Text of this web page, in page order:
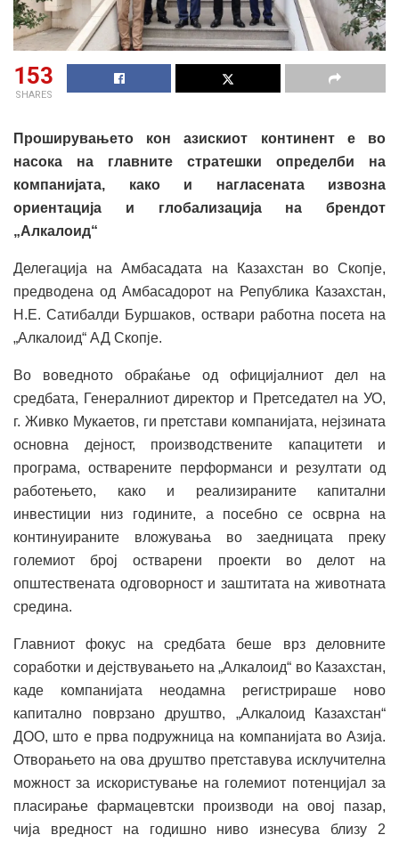
153
SHARES
Проширувањето кон азискиот континент е во
насока на главните стратешки определби на
компанијата, како и нагласената извозна
ориентација и глобализација на брендот
„Алкалоид“
Делегација на Амбасадата на Казахстан во Скопје,
предводена од Амбасадорот на Република Казахстан,
Н.Е. Сатибалди Буршаков, оствари работна посета на
„Алкалоид“ АД Скопје.
Во воведното обраќање од официјалниот дел на
средбата, Генералниот директор и Претседател на УО,
г. Живко Мукаетов, ги претстави компанијата, нејзината
основна дејност, производствените капацитети и
програма, остварените перформанси и резултати од
работењето, како и реализираните капитални
инвестиции низ годините, а посебно се осврна на
континуираните вложувања во заедницата преку
големиот број остварени проекти во делот на
општествената одговорност и заштитата на животната
средина.
Главниот фокус на средбата беше врз деловните
соработки и дејствувањето на „Алкалоид“ во Казахстан,
каде компанијата неодамна регистрираше ново
капитално поврзано друштво, „Алкалоид Казахстан“
ДОО, што е прва подружница на компанијата во Азија.
Отворањето на ова друштво претставува исклучителна
можност за искористување на големиот потенцијал за
пласирање фармацевтски производи на овој пазар,
чија вредност на годишно ниво изнесува близу 2